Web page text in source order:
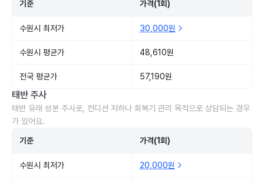
기준 가격(1회)
수원시 최저가 30,000원
수원시 평균가 48,610원
전국 평균가 57,190원
태반 주사
태반 유래 성분 주사로, 컨디션 저하나 회복기 관리 목적으로 상담되는 경우
가 있어요.
기준 가격(1회)
수원시 최저가 20,000원